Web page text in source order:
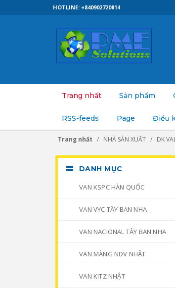
HOTLINE: +840902720814
Trang nhất Sản phẩm
RSS-feeds Page Điều
Trang nhất NHÀ SẢN XUẤT DK
DANH MỤC
VAN KSPC HÀN QUỐC
VAN VYC TÂY BAN NHA
VAN NACIONAL TÂY BAN NHA
VAN MÀNG NDV NHẬT
VAN KITZ NHẬT